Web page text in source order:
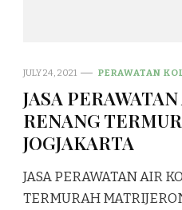
JULY 24, 2021 PERAWATAN
JASA
RENANG
JOGJAKARTA
JASA PERAWATAN AIR
TERMURAH